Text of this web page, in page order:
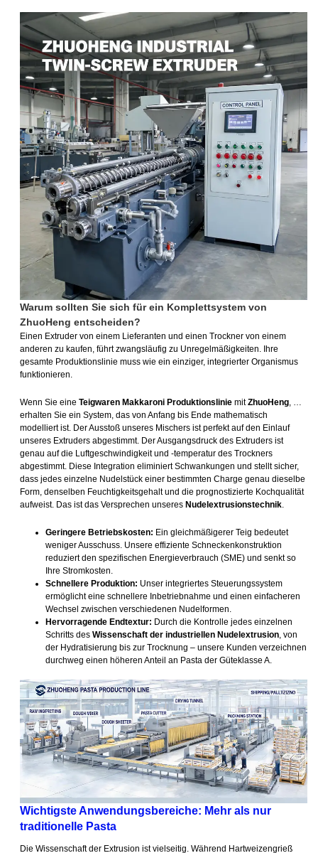
Warum sollten Sie sich für ein Komplettsystem von
ZhuoHeng entscheiden?
Einen Extruder von einem Lieferanten und einen Trockner von einem
anderen zu kaufen, führt zwangsläufig zu Unregelmäßigkeiten. Ihre
gesamte Produktionslinie muss wie ein einziger, integrierter Organismus
funktionieren.
Wenn Sie eine Teigwaren Makkaroni ProduktionsliniemitZhuoHeng, …
erhalten Sie ein System, das von Anfang bis Ende mathematisch
modelliert ist. Der Ausstoß unseres Mischers ist perfekt auf den Einlauf
unseres Extruders abgestimmt. Der Ausgangsdruck des Extruders ist
genau auf die Luftgeschwindigkeit und -temperatur des Trockners
abgestimmt. Diese Integration eliminiert Schwankungen und stellt sicher,
dass jedes einzelne Nudelstück einer bestimmten Charge genau dieselbe
Form, denselben Feuchtigkeitsgehalt und die prognostizierte Kochqualität
aufweist. Das ist das Versprechen unseres Nudelextrusionstechnik.
Geringere Betriebskosten: Ein gleichmäßigerer Teig bedeutet
weniger Ausschuss. Unsere effiziente Schneckenkonstruktion
reduziert den spezifischen Energieverbrauch (SME) und senkt so
Ihre Stromkosten.
Schnellere Produktion: Unser integriertes Steuerungssystem
ermöglicht eine schnellere Inbetriebnahme und einen einfacheren
Wechsel zwischen verschiedenen Nudelformen.
Hervorragende Endtextur: Durch die Kontrolle jedes einzelnen
Schritts des Wissenschaft der industriellen Nudelextrusion, von
der Hydratisierung bis zur Trocknung – unsere Kunden verzeichnen
durchweg einen höheren Anteil an Pasta der Güteklasse A.
Wichtigste Anwendungsbereiche: Mehr als nur
traditionelle Pasta
Die Wissenschaft der Extrusion ist vielseitig. Während Hartweizengrieß